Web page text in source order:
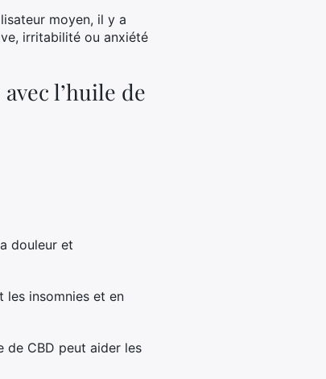
moyen, il y a
irritabilité ou anxiété
l’huile de
douleur et
les insomnies et en
de CBD peut aider les